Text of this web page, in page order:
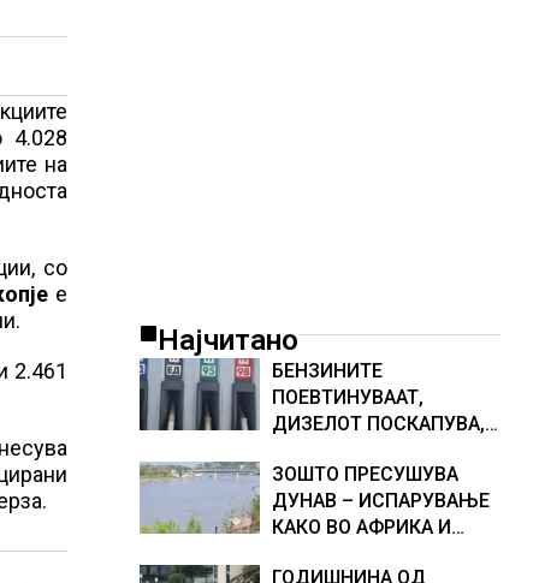
4.028
на
со
e
2.461
Најчитано
БЕНЗИНИТЕ
ПОЕВТИНУВААТ,
ДИЗЕЛОТ ПОСКАПУВА,
ГОРИВАТА
ЗОШТО ПРЕСУШУВА
ДУНАВ – ИСПАРУВАЊЕ
КАКО ВО АФРИКА И
ГОДИШНИНА ОД